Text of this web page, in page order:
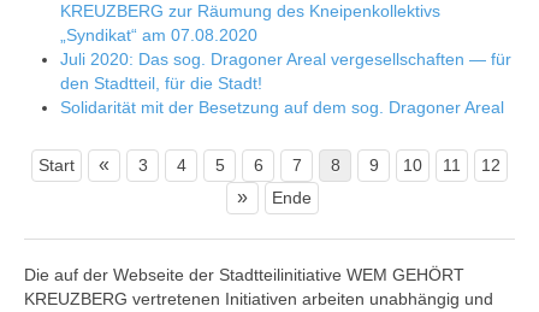
KREUZBERG zur Räumung des Kneipenkollektivs
„Syndikat“ am 07.08.2020
Juli 2020: Das sog. Dragoner Areal vergesellschaften — für
den Stadtteil, für die Stadt!
Solidarität mit der Besetzung auf dem sog. Dragoner Areal
Start « 3 4 5 6 7 8 9 10 11 12
» Ende
Die auf der Webseite der Stadtteilinitiative WEM GEHÖRT
KREUZBERG vertretenen Initiativen arbeiten unabhängig und